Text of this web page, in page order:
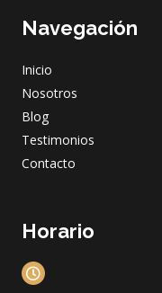
Navegación
Inicio
Nosotros
Blog
Testimonios
Contacto
Horario